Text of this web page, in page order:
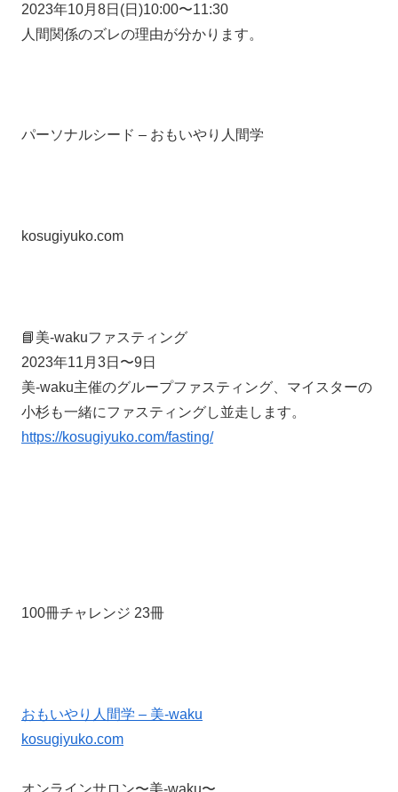
2023年10月8日(日)10:00〜11:30
人間関係のズレの理由が分かります。
パーソナルシード – おもいやり人間学
kosugiyuko.com
📘美-wakuファスティング
2023年11月3日〜9日
美-waku主催のグループファスティング、マイスターの
小杉も一緒にファスティングし並走します。
https://kosugiyuko.com/fasting/
100冊チャレンジ 23冊
おもいやり人間学 – 美-waku
kosugiyuko.com
オンラインサロン〜美-waku〜